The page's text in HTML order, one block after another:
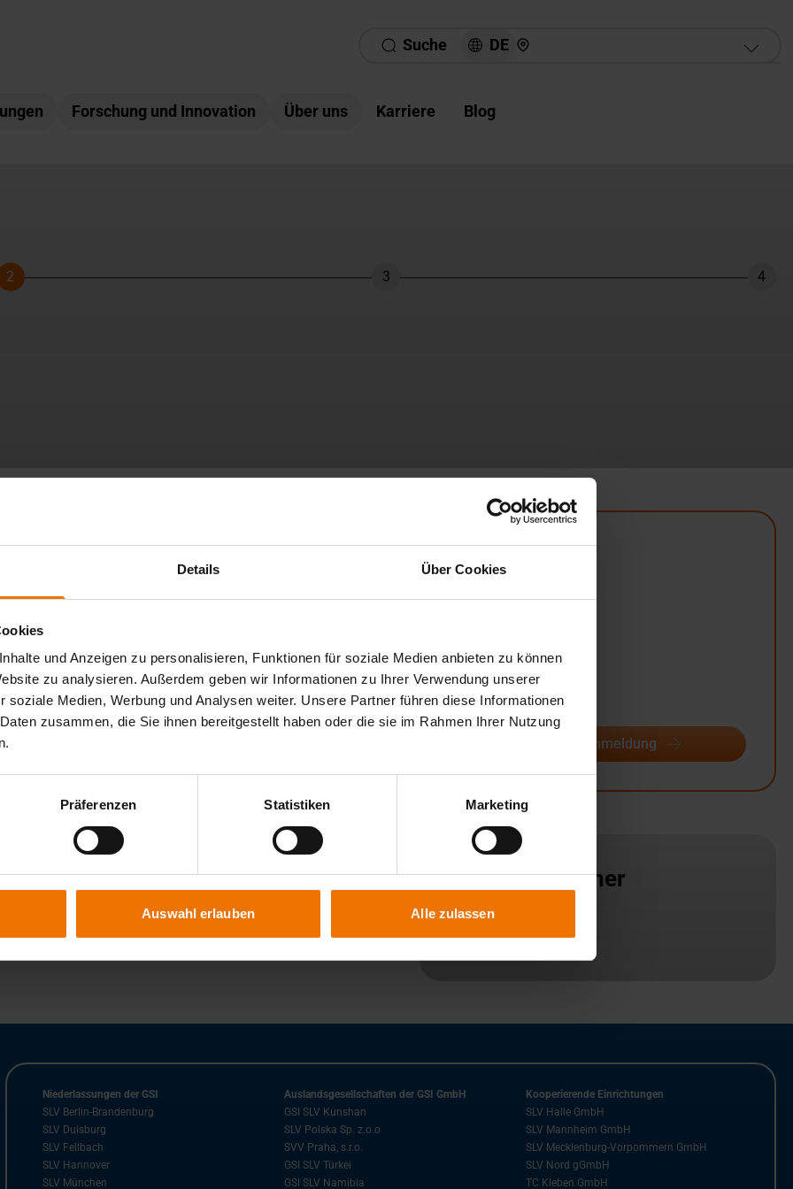
Details Über Cookies
und Anzeigen zu personalisieren, Funktionen für soziale Medien anbieten zu können
zu analysieren. Außerdem geben wir Informationen zu Ihrer Verwendung unserer
soziale Medien, Werbung und Analysen weiter. Unsere Partner führen diese Informationen
zusammen, die Sie ihnen bereitgestellt haben oder die sie im Rahmen Ihrer Nutzung
Präferenzen Statistiken Marketing
Auswahl erlauben Alle zulassen
Suche DE Hier finden Sie uns
Forschung und Innovation Über uns Karriere Blog
Schritt
2
Schritt
3 4
tätig sind und den speziellen Prozess mechanische
wünschen.
Schraubverbindungen weiter in den Fokus gerückt.
diesen speziellen Prozess in die werkseigene
Berücksichtigung der Verbindungsmittel in den
Prüfung und Dokumentation. Für die Umsetzung der
fachgerecht und praxisnah umsetzen kann.
Unterrichtsform:
Duisburg
Hannover
Termine:
2
Termine & Anmeldung
Ansprechpartner
Standort
Niederlassungen der GSI
SLV Berlin-Brandenburg
SLV Duisburg
SLV Fellbach
SLV Hannover
SLV München
Auslandsgesellschaften der GSI GmbH
GSI SLV Kunshan
SLV Polska Sp. z.o.o
SVV Praha, s.r.o.
GSI SLV Türkei
GSI SLV Namibia
Kooperierende Einrichtungen
SLV Halle GmbH
SLV Mannheim GmbH
SLV Mecklenburg-Vorpommern GmbH
SLV Nord gGmbH
TC Kleben GmbH